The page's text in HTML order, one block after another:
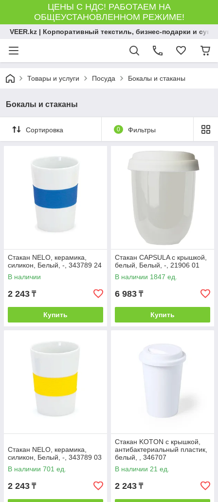
ЦЕНЫ С НДС! РАБОТАЕМ НА
ОБЩЕУСТАНОВЛЕННОМ РЕЖИМЕ!
VEER.kz | Корпоративный текстиль, бизнес-подарки и
Товары и услуги Посуда Бокалы и стаканы
Бокалы и стаканы
Сортировка 0 Фильтры
Стакан NELO, керамика,
силикон, Белый, -, 343789 24
В наличии
2 243 ₸
Купить
Стакан CAPSULA с крышкой,
белый, Белый, -, 21906 01
В наличии 1847 ед.
6 983 ₸
Купить
Стакан NELO, керамика,
силикон, Белый, -, 343789 03
В наличии 701 ед.
2 243 ₸
Стакан KOTON с крышкой,
антибактериальный пластик,
белый, , 346707
В наличии 21 ед.
2 243 ₸